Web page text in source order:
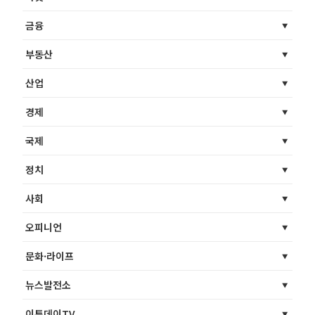
금융
부동산
산업
경제
국제
정치
사회
오피니언
문화·라이프
뉴스발전소